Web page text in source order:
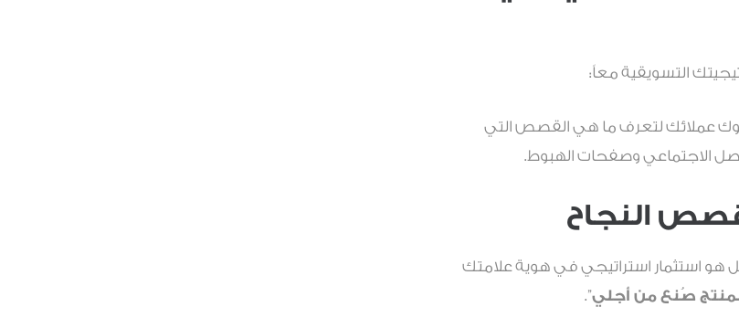
التسويقية معاً:
عملائك لتعرف ما هي القصص التي
الاجتماعي وصفحات الهبوط.
النجاح
بل هو استثمار استراتيجي في هوية علامتك
صُنع من أجلي”.